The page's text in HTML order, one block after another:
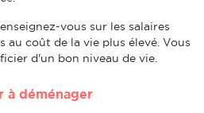
vous sur les salaires
au coût de la vie plus élevé. Vous
d'un bon niveau de vie.
à déménager